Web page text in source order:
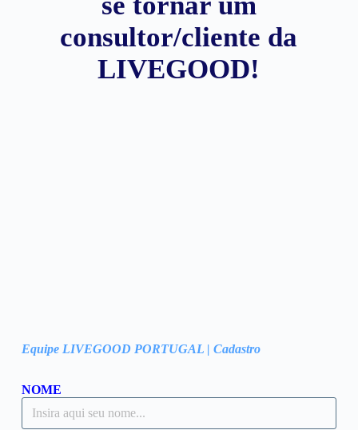
consultor/cliente da
LIVEGOOD!
Equipe LIVEGOOD PORTUGAL | Cadastro
NOME